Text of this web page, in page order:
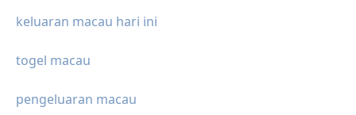
keluaran macau hari ini
togel macau
pengeluaran macau